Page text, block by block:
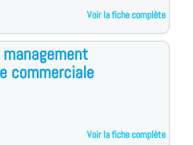
Voir la fiche complète
commerciale
Voir la fiche complète